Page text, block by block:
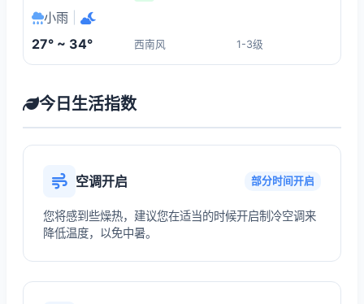
小雨
27° ~ 34° 西南风 1-3级
今日生活指数
空调开启 部分时间开启
您将感到些燥热，建议您在适当的时候开启制冷空调来
降低温度，以免中暑。